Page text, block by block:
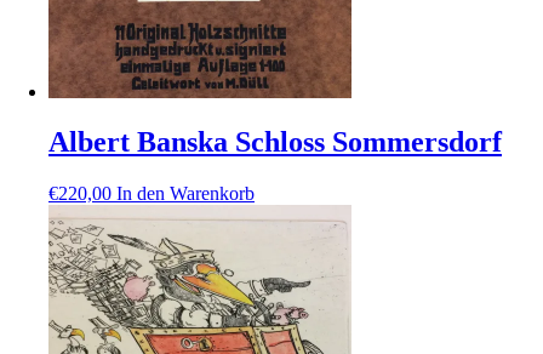
Albert Banska Schloss Sommersdorf
€220,00 In den Warenkorb